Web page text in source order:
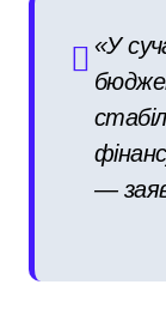
«У
—